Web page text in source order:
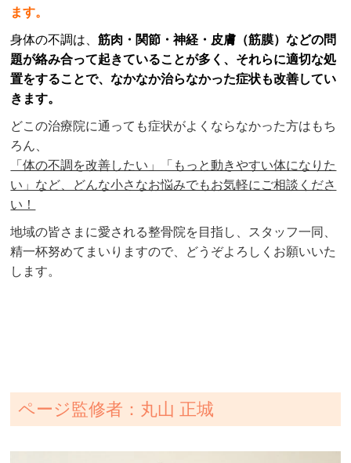
ます。
身体の不調は、筋肉・関節・神経・皮膚（筋膜）などの問
題が絡み合って起きていることが多く、それらに適切な処
置をすることで、なかなか治らなかった症状も改善してい
きます。
どこの治療院に通っても症状がよくならなかった方はもち
ろん、
「体の不調を改善したい」「もっと動きやすい体になりた
い」など、どんな小さなお悩みでもお気軽にご相談くださ
い！
地域の皆さまに愛される整骨院を目指し、スタッフ一同、
精一杯努めてまいりますので、どうぞよろしくお願いいた
します。
ページ監修者：丸山 正城